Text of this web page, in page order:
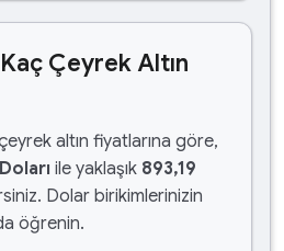
Çeyrek Altın
altın fiyatlarına göre,
ile yaklaşık 893,19
Dolar birikimlerinizin
öğrenin.